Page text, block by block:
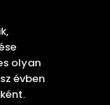
olyan
évben